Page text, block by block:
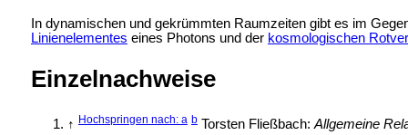
In dynamischen und gekrümmten Raumzeiten gibt es im
Linienelementes eines Photons und der kosmologischen
Einzelnachweise
↑ Hochspringen nach: a bTorsten Fließbach: Allgemeine